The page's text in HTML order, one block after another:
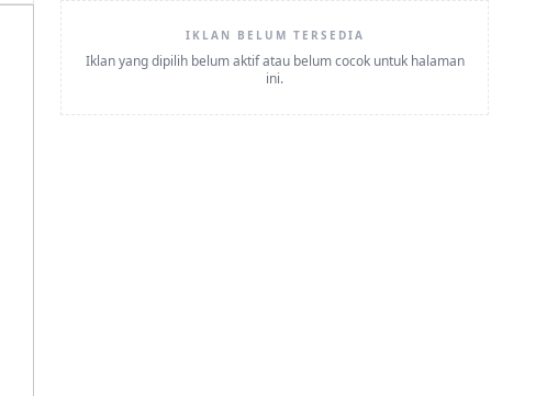
IKLAN BELUM TERSEDIA
Iklan yang dipilih belum aktif atau belum cocok untuk halaman
ini.